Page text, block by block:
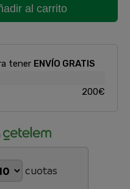
al carrito
tener ENVÍO GRATIS
200€
cuotas